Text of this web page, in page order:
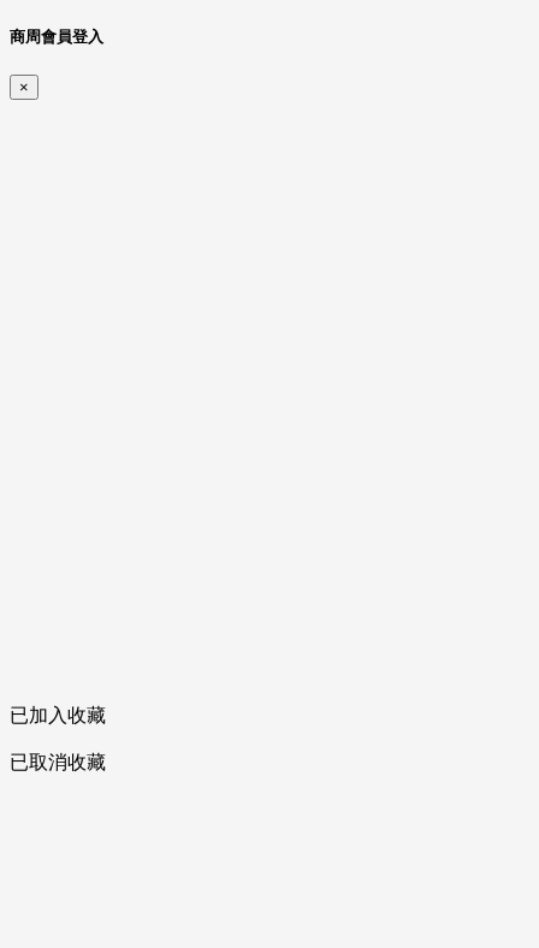
商周會員登入
×
已加入收藏
已取消收藏